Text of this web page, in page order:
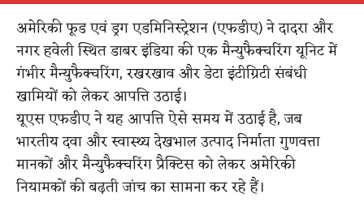
अमेरिकी फूड एवं ड्रग एडमिनिस्ट्रेशन (एफडीए) ने दादरा और
नगर हवेली स्थित डाबर इंडिया की एक मैन्युफैक्चरिंग यूनिट में
गंभीर मैन्युफैक्चरिंग, रखरखाव और डेटा इंटीग्रिटी संबंधी
खामियों को लेकर आपत्ति उठाई।
यूएस एफडीए ने यह आपत्ति ऐसे समय में उठाई है, जब
भारतीय दवा और स्वास्थ्य देखभाल उत्पाद निर्माता गुणवत्ता
मानकों और मैन्युफैक्चरिंग प्रैक्टिस को लेकर अमेरिकी
नियामकों की बढ़ती जांच का सामना कर रहे हैं।